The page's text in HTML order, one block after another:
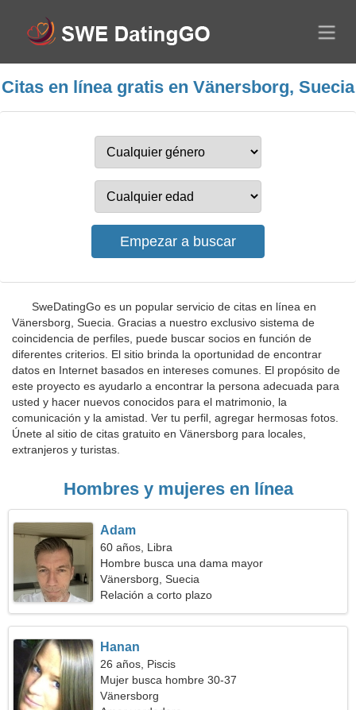
Citas en línea gratis en Vänersborg, Suecia
SweDatingGo es un popular servicio de citas en línea en
Vänersborg, Suecia. Gracias a nuestro exclusivo sistema de
coincidencia de perfiles, puede buscar socios en función de
diferentes criterios. El sitio brinda la oportunidad de encontrar
datos en Internet basados en intereses comunes. El propósito de
este proyecto es ayudarlo a encontrar la persona adecuada para
usted y hacer nuevos conocidos para el matrimonio, la
comunicación y la amistad. Ver tu perfil, agregar hermosas fotos.
Únete al sitio de citas gratuito en Vänersborg para locales,
extranjeros y turistas.
Hombres y mujeres en línea
Adam
60 años, Libra
Hombre busca una dama mayor
Vänersborg, Suecia
Relación a corto plazo
Hanan
26 años, Piscis
Mujer busca hombre 30-37
Vänersborg